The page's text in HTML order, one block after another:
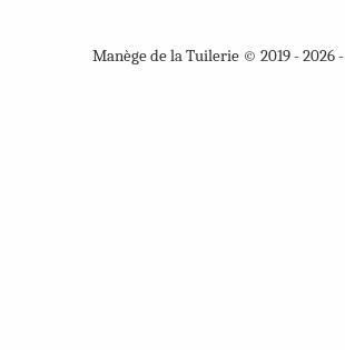
Manège de la Tuilerie © 2019 - 2026 -